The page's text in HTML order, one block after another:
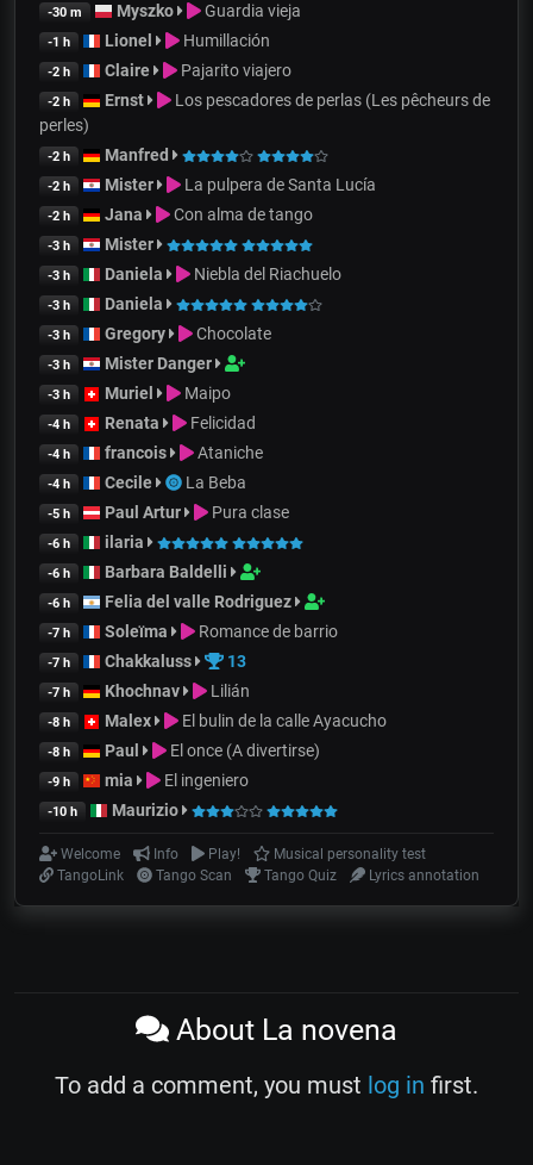
-30 m Myszko Guardia vieja
-1 h Lionel Humillación
-2 h Claire Pajarito viajero
-2 h Ernst
Los pescadores de perlas (Les pêcheurs de
perles)
-2 h Manfred
-2 h Mister La pulpera de Santa Lucía
-2 h Jana Con alma de tango
-3 h Mister
-3 h Daniela Niebla del Riachuelo
-3 h Daniela
-3 h Gregory Chocolate
-3 h Mister Danger
-3 h Muriel Maipo
-4 h Renata Felicidad
-4 h francois Ataniche
-4 h Cecile La Beba
-5 h Paul Artur Pura clase
-6 h ilaria
-6 h Barbara Baldelli
-6 h Felia del valle Rodriguez
-7 h Soleïma Romance de barrio
-7 h Chakkaluss 13
-7 h Khochnav Lilián
-8 h Malex El bulin de la calle Ayacucho
-8 h Paul El once (A divertirse)
-9 h mia El ingeniero
-10 h Maurizio
Welcome Info Play!
Musical personality test
TangoLink
Tango Scan Tango Quiz Lyrics annotation
About La novena
To add a comment, you must log in first.